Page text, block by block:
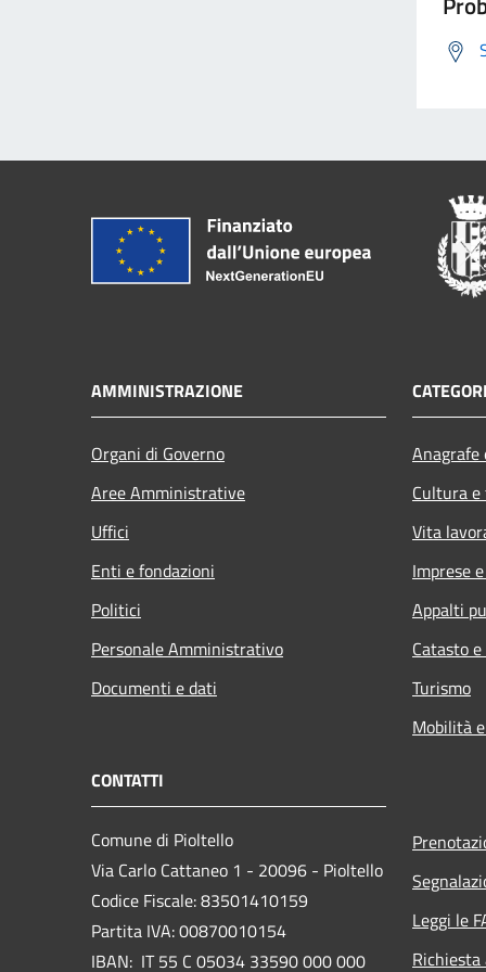
AMMINISTRAZIONE
Organi di Governo
Aree Amministrative
Uffici
Enti e fondazioni
Politici
Personale Amministrativo
Documenti e dati
Cultura
Vita
Imprese
Appalti
Catasto
Turismo
Mobilità
CONTATTI
Comune di Pioltello
Via Carlo Cattaneo 1 - 20096 - Pioltello
Codice Fiscale: 83501410159
Partita IVA: 00870010154
IBAN: IT 55 C 05034 33590 000 000
Leggi le